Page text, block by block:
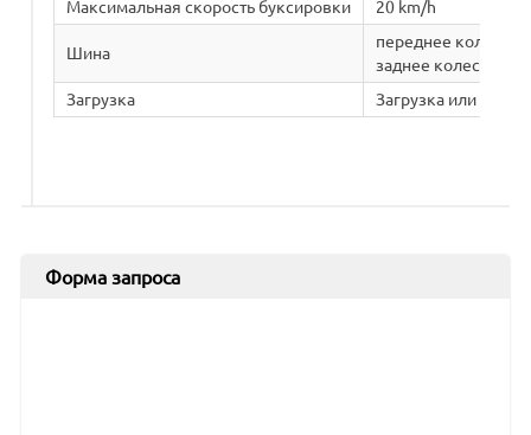
Максимальная скорость буксировки 20 km/h
Шина
переднее колесо:
заднее колесо:
Загрузка
Загрузка или
Форма запроса